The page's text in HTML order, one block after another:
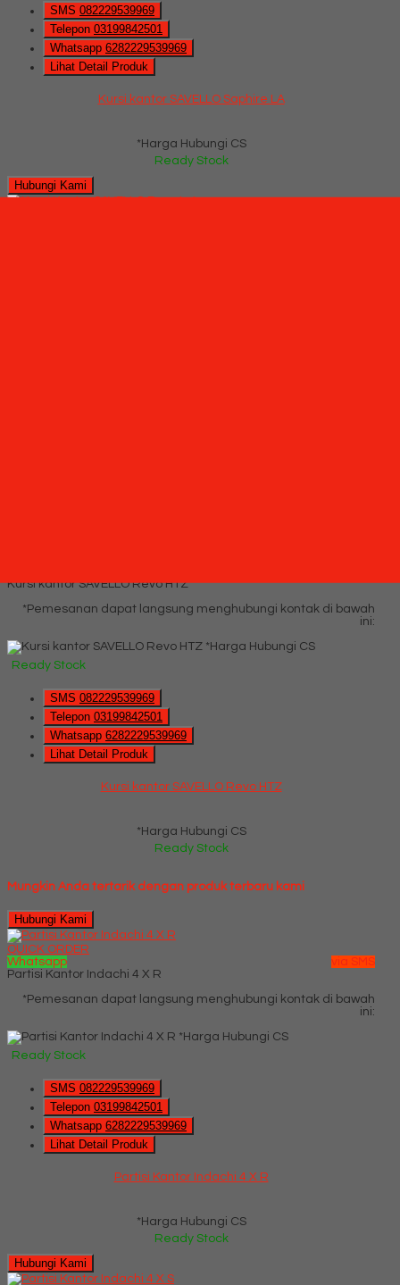
SMS 082229539969
Telepon 03199842501
Whatsapp 6282229539969
Lihat Detail Produk
Kursi kantor SAVELLO Saphire LA
*Harga Hubungi CS
Ready Stock
Hubungi Kami
Kursi kantor SAVELLO Revo HTZ
*Pemesanan dapat langsung menghubungi kontak di bawah
ini:
*Harga Hubungi CS
Ready Stock
SMS 082229539969
Telepon 03199842501
Whatsapp 6282229539969
Lihat Detail Produk
Kursi kantor SAVELLO Revo HTZ
*Harga Hubungi CS
Ready Stock
Mungkin Anda tertarik dengan produk terbaru kami
Hubungi Kami
QUICK ORDER
Whatsapp
via SMS
Partisi Kantor Indachi 4 X R
*Pemesanan dapat langsung menghubungi kontak di bawah
ini:
*Harga Hubungi CS
Ready Stock
SMS 082229539969
Telepon 03199842501
Whatsapp 6282229539969
Lihat Detail Produk
Partisi Kantor Indachi 4 X R
*Harga Hubungi CS
Ready Stock
Hubungi Kami